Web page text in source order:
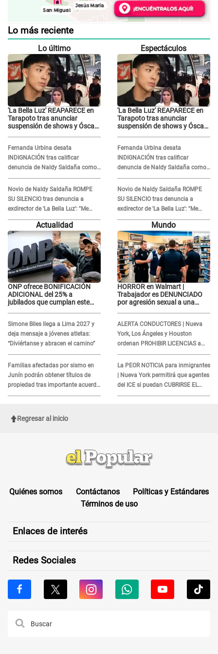
Lo más reciente
Lo último
'La Bella Luz' REAPARECE en
Tarapoto tras anunciar
suspensión de shows y Óscar
Fernanda Urbina desata
INDIGNACIÓN tras calificar
denuncia de Naldy Saldaña como
'acto bochornoso': "No es justo
atacar a otra mujer"
Novio de Naldy Saldaña ROMPE
SU SILENCIO tras denuncia a
exdirector de 'La Bella Luz': "Me
basta con que ella esté bien"
Espectáculos
'La Bella Luz' REAPARECE en
Tarapoto tras anunciar
suspensión de shows y Óscar
Fernanda Urbina desata
INDIGNACIÓN tras calificar
denuncia de Naldy Saldaña como
'acto bochornoso': "No es justo
atacar a otra mujer"
Novio de Naldy Saldaña ROMPE
SU SILENCIO tras denuncia a
exdirector de 'La Bella Luz': "Me
basta con que ella esté bien"
Actualidad
ONP ofrece BONIFICACIÓN
ADICIONAL del 25% a
jubilados que cumplan este
Simone Biles llega a Lima 2027 y
deja mensaje a jóvenes atletas:
“Diviértanse y abracen el camino”
Familias afectadas por sismo en
Junín podrán obtener títulos de
propiedad tras importante acuerdo
de Cofopri
Mundo
HORROR en Walmart |
Trabajador es DENUNCIADO
por agresión sexual a una
ALERTA CONDUCTORES | Nueva
York, Los Ángeles y Houston
ordenan PROHIBIR LICENCIAS a
quienes no presenten ESTE
DOCUMENTO
La PEOR NOTICIA para inmigrantes
| Nueva York permitirá que agentes
del ICE si puedan CUBRIRSE EL
ROSTRO
Regresar al inicio
Quiénes somos Contáctanos
Políticas y Estándares
Términos de uso
Enlaces de interés
Redes Sociales